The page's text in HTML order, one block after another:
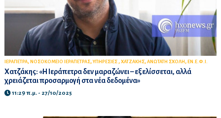
ΙΕΡΑΠΕΤΡΑ, ΝΟΣΟΚΟΜΕΙΟ ΙΕΡΑΠΕΤΡΑΣ, ΥΠΗΡΕΣΙΕΣ , ΧΑΤΖΑΚΗΣ, ΑΝΩΤΑΤΗ ΣΧΟΛΗ , ΕΝ.Ε.Φ.Ι.
Χατζάκης: «Η Ιεράπετρα δεν μαραζώνει – εξελίσσεται, αλλά
χρειάζεται προσαρμογή στα νέα δεδομένα»
11:29 π.μ. - 27/10/2025